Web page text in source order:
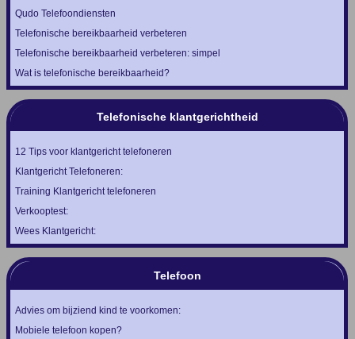
Qudo Telefoondiensten
Telefonische bereikbaarheid verbeteren
Telefonische bereikbaarheid verbeteren: simpel
Wat is telefonische bereikbaarheid?
Telefonische klantgerichtheid
12 Tips voor klantgericht telefoneren
Klantgericht Telefoneren:
Training Klantgericht telefoneren
Verkooptest:
Wees Klantgericht:
Telefoon
Advies om bijziend kind te voorkomen:
Mobiele telefoon kopen?